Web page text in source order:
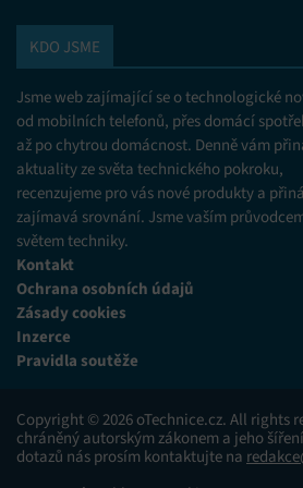
voleb ochrany osobních údajů.
KDO JSME
Jsme web zajímající se o technologické
od mobilních telefonů, přes domácí
až po chytrou domácnost. Denně vám
aktuality ze světa technického pokroku,
recenzujeme pro vás nové produkty a
zajímavá srovnání. Jsme vaším
světem techniky.
Kontakt
Ochrana osobních údajů
Zásady cookies
Inzerce
Pravidla soutěže
Copyright © 2026 oTechnice.cz. All rights
chráněný autorským zákonem a jeho
dotazů nás prosím kontaktujte na